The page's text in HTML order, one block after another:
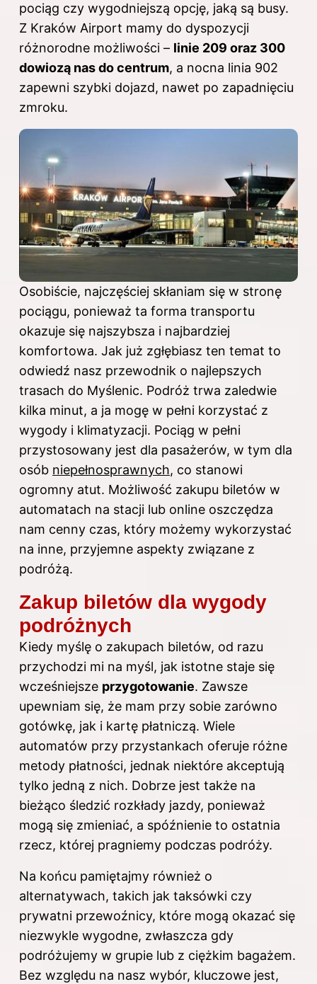
pociąg czy wygodniejszą opcję, jaką są busy.
Z Kraków Airport mamy do dyspozycji
różnorodne możliwości – linie 209 oraz 300
dowiozą nas do centrum, a nocna linia 902
zapewni szybki dojazd, nawet po zapadnięciu
zmroku.
Osobiście, najczęściej skłaniam się w stronę
pociągu, ponieważ ta forma transportu
okazuje się najszybsza i najbardziej
komfortowa. Jak już zgłębiasz ten temat to
odwiedź nasz przewodnik o najlepszych
trasach do Myślenic. Podróż trwa zaledwie
kilka minut, a ja mogę w pełni korzystać z
wygody i klimatyzacji. Pociąg w pełni
przystosowany jest dla pasażerów, w tym dla
osób niepełnosprawnych, co stanowi
ogromny atut. Możliwość zakupu biletów w
automatach na stacji lub online oszczędza
nam cenny czas, który możemy wykorzystać
na inne, przyjemne aspekty związane z
podróżą.
Zakup biletów dla wygody
podróżnych
Kiedy myślę o zakupach biletów, od razu
przychodzi mi na myśl, jak istotne staje się
wcześniejsze przygotowanie. Zawsze
upewniam się, że mam przy sobie zarówno
gotówkę, jak i kartę płatniczą. Wiele
automatów przy przystankach oferuje różne
metody płatności, jednak niektóre akceptują
tylko jedną z nich. Dobrze jest także na
bieżąco śledzić rozkłady jazdy, ponieważ
mogą się zmieniać, a spóźnienie to ostatnia
rzecz, której pragniemy podczas podróży.
Na końcu pamiętajmy również o
alternatywach, takich jak taksówki czy
prywatni przewoźnicy, które mogą okazać się
niezwykle wygodne, zwłaszcza gdy
podróżujemy w grupie lub z ciężkim bagażem.
Bez względu na nasz wybór, kluczowe jest,